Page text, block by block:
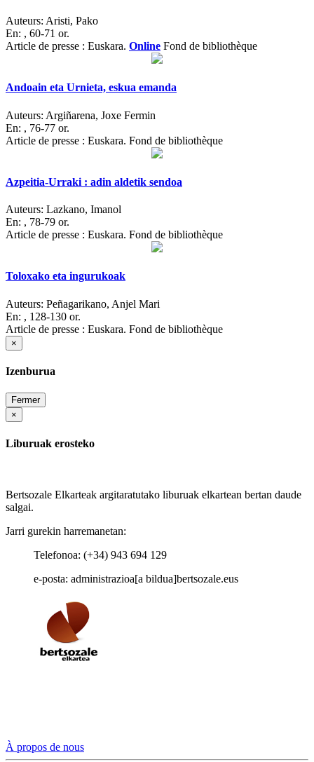
Auteurs: Aristi, Pako
En: , 60-71 or.
Article de presse : Euskara. Online Fond de bibliothèque
Andoain eta Urnieta, eskua emanda
Auteurs: Argiñarena, Joxe Fermin
En: , 76-77 or.
Article de presse : Euskara. Fond de bibliothèque
Azpeitia-Urraki : adin aldetik sendoa
Auteurs: Lazkano, Imanol
En: , 78-79 or.
Article de presse : Euskara. Fond de bibliothèque
Toloxako eta ingurukoak
Auteurs: Peñagarikano, Anjel Mari
En: , 128-130 or.
Article de presse : Euskara. Fond de bibliothèque
×
Izenburua
Fermer
×
Liburuak erosteko
Bertsozale Elkarteak argitaratutako liburuak elkartean bertan daude
salgai.
Jarri gurekin harremanetan:
Telefonoa: (+34) 943 694 129
e-posta: administrazioa[a bildua]bertsozale.eus
À propos de nous